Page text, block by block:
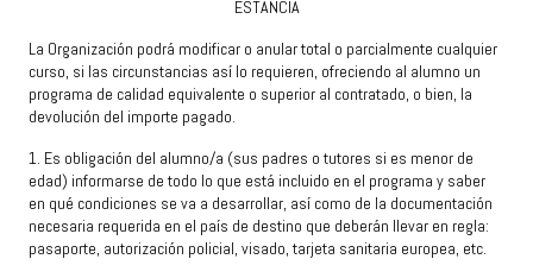
ESTANCIA
La Organización podrá modificar o anular total o parcialmente cualquier
curso, si las circunstancias así lo requieren, ofreciendo al alumno un
programa de calidad equivalente o superior al contratado, o bien, la
devolución del importe pagado.
1. Es obligación del alumno/a (sus padres o tutores si es menor de
edad) informarse de todo lo que está incluido en el programa y saber
en qué condiciones se va a desarrollar, así como de la documentación
necesaria requerida en el país de destino que deberán llevar en regla:
pasaporte, autorización policial, visado, tarjeta sanitaria europea, etc.